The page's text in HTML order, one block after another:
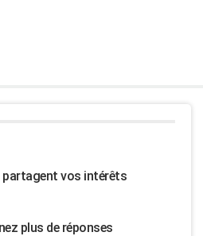
partagent vos intérêts
plus de réponses